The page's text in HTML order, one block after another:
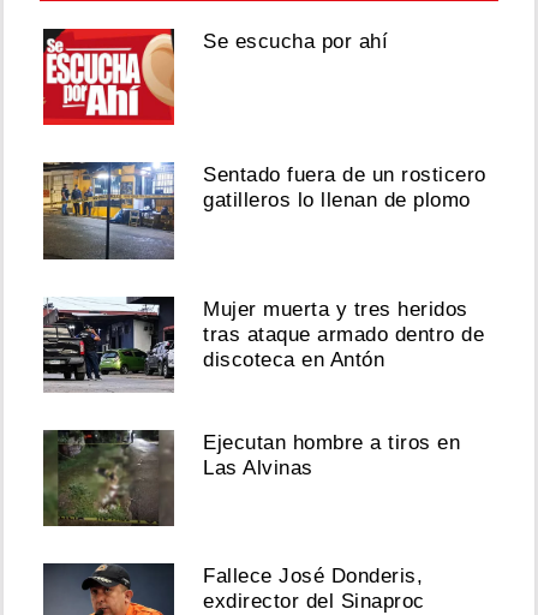
Se escucha por ahí
Sentado fuera de un rosticero
gatilleros lo llenan de plomo
Mujer muerta y tres heridos
tras ataque armado dentro de
discoteca en Antón
Ejecutan hombre a tiros en
Las Alvinas
Fallece José Donderis,
exdirector del Sinaproc